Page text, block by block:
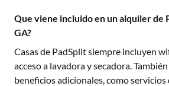
Que viene incluido en un alquiler de
GA?
Casas de PadSplit siempre incluyen
acceso a lavadora y secadora.
beneficios adicionales, como